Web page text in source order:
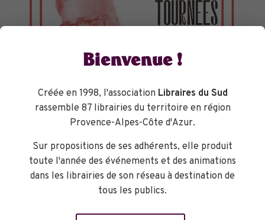
TOURNÉES GÉNÉRALES
Bienvenue !
Créée en 1998, l'association Libraires du Sud
rassemble 87 librairies du territoire en région
Provence-Alpes-Côte d'Azur.
Sur propositions de ses adhérents, elle produit
toute l'année des événements et des animations
dans les librairies de son réseau à destination de
tous les publics.